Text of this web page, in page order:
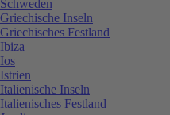
Schweden
Griechische Inseln
Griechisches Festland
Ibiza
Ios
Istrien
Italienische Inseln
Italienisches Festland